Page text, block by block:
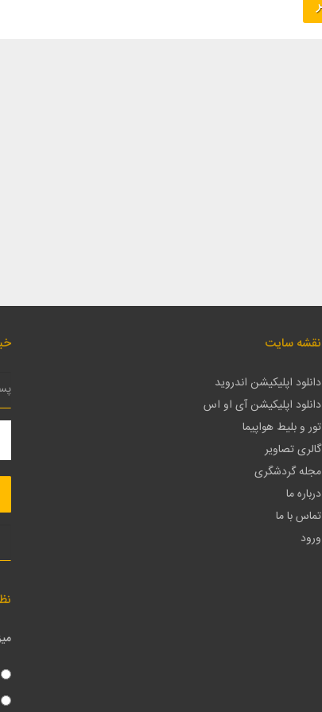
نقشه سایت
دانلود اپلیکیشن اندروید
دانلود اپلیکیشن آی او اس
تور و بلیط هواپیما
گالری تصاویر
مجله گردشگری
درباره ما
تماس با ما
ورود